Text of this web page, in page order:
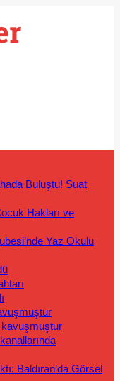
Buluştu! Suat
Hakları ve
Yaz Okulu
kavuşmuştur
Baldıran’da Görsel